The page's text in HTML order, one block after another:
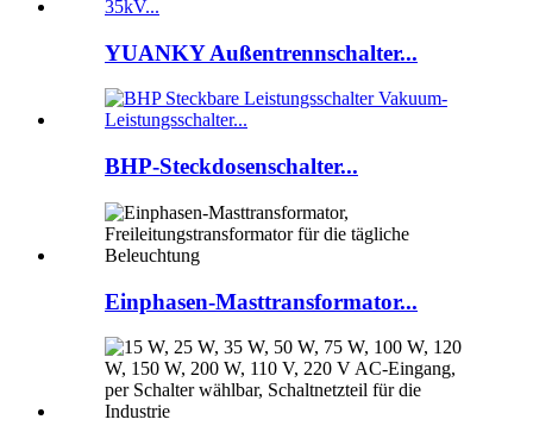
YUANKY Außentrennschalter...
BHP-Steckdosenschalter...
Einphasen-Masttransformator...